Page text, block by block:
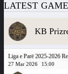
LATEST
KB
Liga e Parë 2025-2026
27 Mar 2026 15:00